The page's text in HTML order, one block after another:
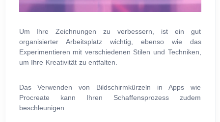
Um Ihre Zeichnungen zu verbessern, ist ein gut
organisierter Arbeitsplatz wichtig, ebenso wie das
Experimentieren mit verschiedenen Stilen und Techniken,
um Ihre Kreativität zu entfalten.
Das Verwenden von Bildschirmkürzeln in Apps wie
Procreate kann Ihren Schaffensprozess zudem
beschleunigen.